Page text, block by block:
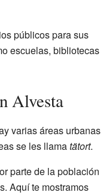
públicos para sus
escuelas, bibliotecas
Alvesta
varias áreas urbanas
se les llamatätort.
parte de la población
Aquí te mostramos